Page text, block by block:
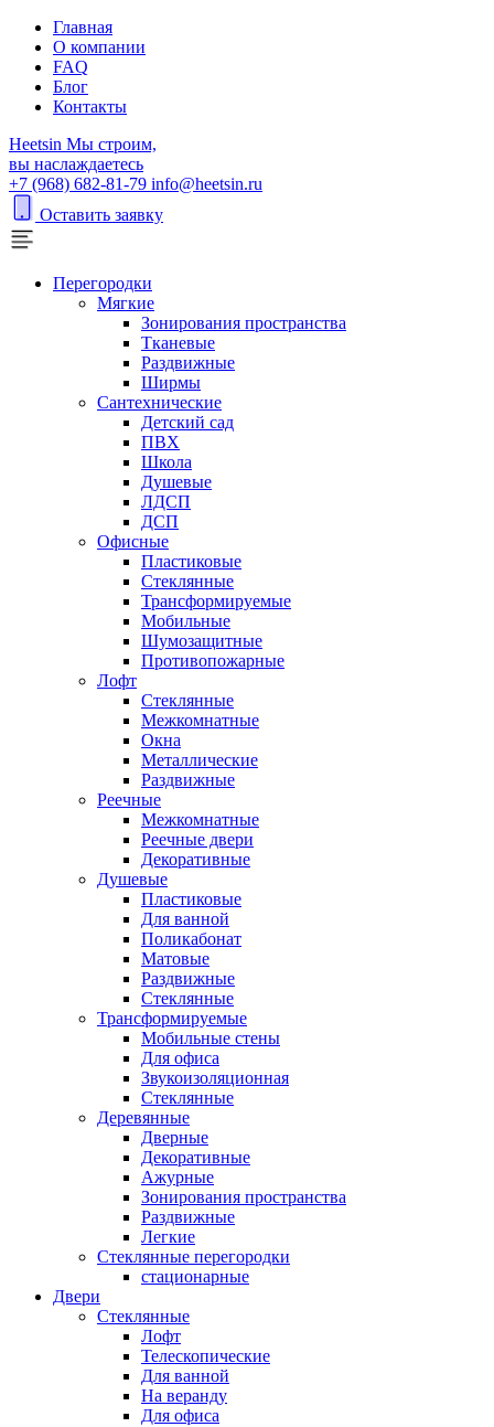
Главная
О компании
FAQ
Блог
Контакты
Heetsin Мы строим,
вы наслаждаетесь
+7 (968) 682-81-79 info@heetsin.ru
Оставить заявку
Перегородки
Мягкие
Зонирования пространства
Тканевые
Раздвижные
Ширмы
Сантехнические
Детский сад
ПВХ
Школа
Душевые
ЛДСП
ДСП
Офисные
Пластиковые
Стеклянные
Трансформируемые
Мобильные
Шумозащитные
Противопожарные
Лофт
Стеклянные
Межкомнатные
Окна
Металлические
Раздвижные
Реечные
Межкомнатные
Реечные двери
Декоративные
Душевые
Пластиковые
Для ванной
Поликабонат
Матовые
Раздвижные
Стеклянные
Трансформируемые
Мобильные стены
Для офиса
Звукоизоляционная
Стеклянные
Деревянные
Дверные
Декоративные
Ажурные
Зонирования пространства
Раздвижные
Легкие
Стеклянные перегородки
стационарные
Двери
Стеклянные
Лофт
Телескопические
Для ванной
На веранду
Для офиса